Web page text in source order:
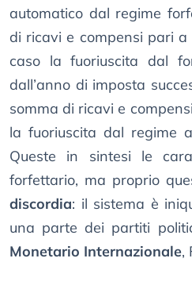
automatico dal regime
di ricavi e compensi pari a
caso la fuoriuscita dal
dall’anno di imposta
somma di ricavi e compensi
la fuoriuscita dal regime
Queste in sintesi le
forfettario, ma proprio
discordia: il sistema è
una parte dei partiti
Monetario Internazionale,